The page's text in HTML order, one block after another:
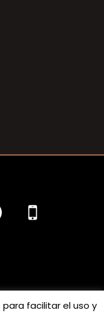
los derechos
facilitar el uso y